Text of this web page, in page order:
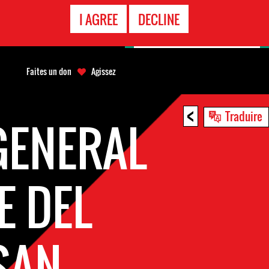
I AGREE DECLINE
< Traduire
DEL
Faites un don Agissez
D'URGENCE